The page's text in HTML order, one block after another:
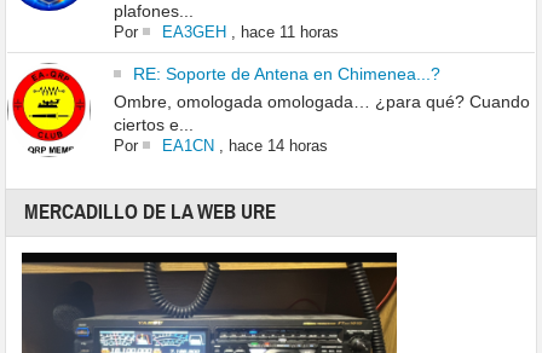
plafones...
Por EA3GEH , hace 11 horas
RE: Soporte de Antena en Chimenea...?
Ombre, omologada omologada… ¿para qué? Cuando
ciertos e...
Por EA1CN , hace 14 horas
MERCADILLO DE LA WEB URE